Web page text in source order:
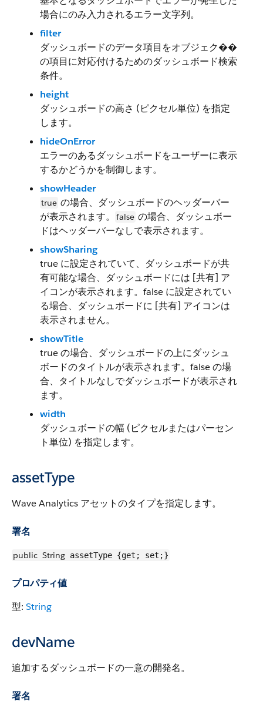
場合にのみ入力されるエラー文字列。
filter
ダッシュボードのデータ項目をオブジェク��
の項目に対応付けるためのダッシュボード検索
条件。
height
ダッシュボードの高さ (ピクセル単位) を指定
します。
hideOnError
エラーのあるダッシュボードをユーザーに表示
するかどうかを制御します。
showHeader
true の場合、ダッシュボードのヘッダーバー
が表示されます。
false の場合、ダッシュボー
ドはヘッダーバーなしで表示されます。
showSharing
true に設定されていて、ダッシュボードが共
有可能な場合、ダッシュボードには [共有] ア
イコンが表示されます。false に設定されてい
る場合、ダッシュボードに [共有] アイコンは
表示されません。
showTitle
true の場合、ダッシュボードの上にダッシュ
ボードのタイトルが表示されます。false の場
合、タイトルなしでダッシュボードが表示され
ます。
width
ダッシュボードの幅 (ピクセルまたはパーセン
ト単位) を指定します。
assetType
Wave Analytics アセットのタイプを指定します。
署名
public String assetType {get; set;}
プロパティ値
型: String
devName
追加するダッシュボードの一意の開発名。
署名